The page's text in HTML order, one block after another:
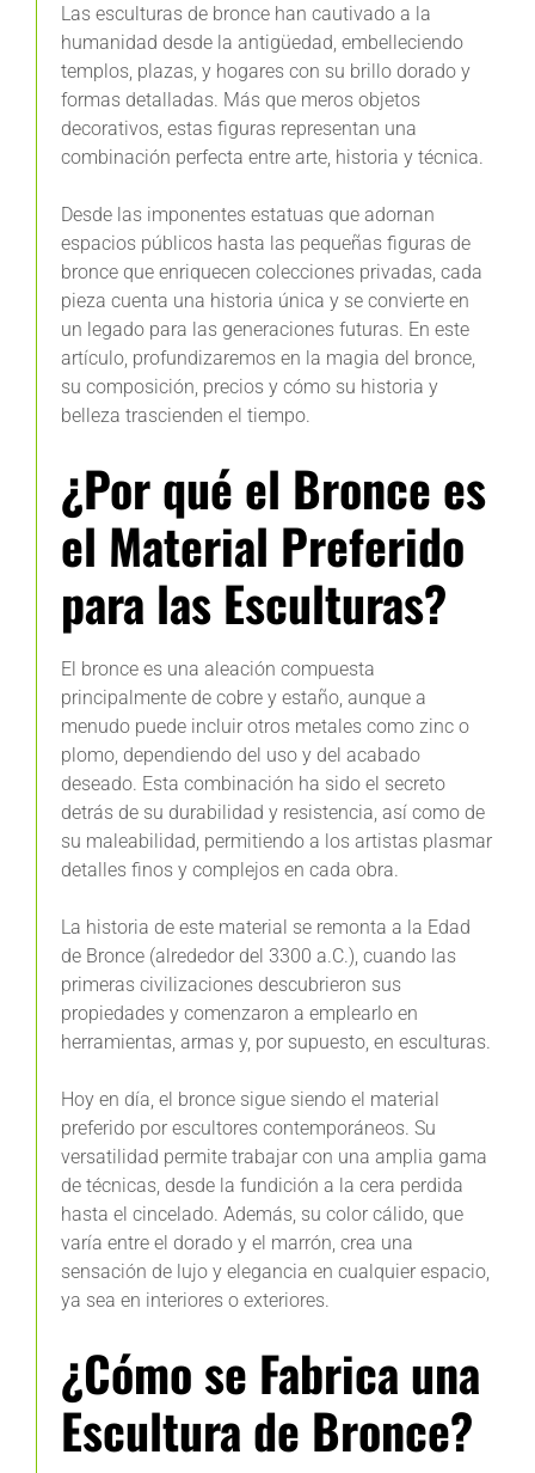
Las esculturas de bronce han cautivado a la
humanidad desde la antigüedad, embelleciendo
templos, plazas, y hogares con su brillo dorado y
formas detalladas. Más que meros objetos
decorativos, estas figuras representan una
combinación perfecta entre arte, historia y técnica.
Desde las imponentes estatuas que adornan
espacios públicos hasta las pequeñas figuras de
bronce que enriquecen colecciones privadas, cada
pieza cuenta una historia única y se convierte en
un legado para las generaciones futuras. En este
artículo, profundizaremos en la magia del bronce,
su composición, precios y cómo su historia y
belleza trascienden el tiempo.
¿Por qué el Bronce es
el Material Preferido
para las Esculturas?
El bronce es una aleación compuesta
principalmente de cobre y estaño, aunque a
menudo puede incluir otros metales como zinc o
plomo, dependiendo del uso y del acabado
deseado. Esta combinación ha sido el secreto
detrás de su durabilidad y resistencia, así como de
su maleabilidad, permitiendo a los artistas plasmar
detalles finos y complejos en cada obra.
La historia de este material se remonta a la Edad
de Bronce (alrededor del 3300 a.C.), cuando las
primeras civilizaciones descubrieron sus
propiedades y comenzaron a emplearlo en
herramientas, armas y, por supuesto, en esculturas.
Hoy en día, el bronce sigue siendo el material
preferido por escultores contemporáneos. Su
versatilidad permite trabajar con una amplia gama
de técnicas, desde la fundición a la cera perdida
hasta el cincelado. Además, su color cálido, que
varía entre el dorado y el marrón, crea una
sensación de lujo y elegancia en cualquier espacio,
ya sea en interiores o exteriores.
¿Cómo se Fabrica una
Escultura de Bronce?